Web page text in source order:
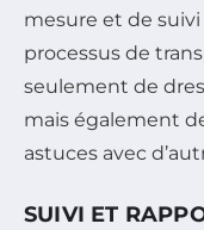
mesure et de suivi
processus de
seulement de
mais également
astuces avec
SUIVI ET